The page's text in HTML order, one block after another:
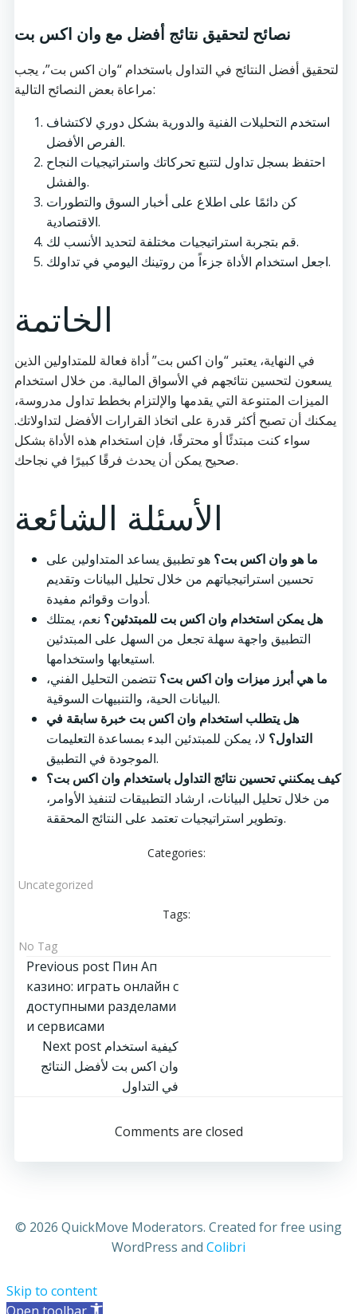
نصائح لتحقيق نتائج أفضل مع وان اكس بت
لتحقيق أفضل النتائج في التداول باستخدام “وان اكس بت”، يجب
مراعاة بعض النصائح التالية:
استخدم التحليلات الفنية والدورية بشكل دوري لاكتشاف
الفرص الأفضل.
احتفظ بسجل تداول لتتبع تحركاتك واستراتيجيات النجاح
والفشل.
كن دائمًا على اطلاع على أخبار السوق والتطورات
الاقتصادية.
قم بتجربة استراتيجيات مختلفة لتحديد الأنسب لك.
اجعل استخدام الأداة جزءاً من روتينك اليومي في تداولك.
الخاتمة
في النهاية، يعتبر “وان اكس بت” أداة فعالة للمتداولين الذين
يسعون لتحسين نتائجهم في الأسواق المالية. من خلال استخدام
الميزات المتنوعة التي يقدمها والإلتزام بخطط تداول مدروسة،
يمكنك أن تصبح أكثر قدرة على اتخاذ القرارات الأفضل لتداولاتك.
سواء كنت مبتدئًا أو محترفًا، فإن استخدام هذه الأداة بشكل
صحيح يمكن أن يحدث فرقًا كبيرًا في نجاحك.
الأسئلة الشائعة
ما هو وان اكس بت؟ هو تطبيق يساعد المتداولين على
تحسين استراتيجياتهم من خلال تحليل البيانات وتقديم
أدوات وقوائم مفيدة.
هل يمكن استخدام وان اكس بت للمبتدئين؟ نعم، يمتلك
التطبيق واجهة سهلة تجعل من السهل على المبتدئين
استيعابها واستخدامها.
ما هي أبرز ميزات وان اكس بت؟ تتضمن التحليل الفني،
البيانات الحية، والتنبيهات السوقية.
هل يتطلب استخدام وان اكس بت خبرة سابقة في
التداول؟ لا، يمكن للمبتدئين البدء بمساعدة التعليمات
الموجودة في التطبيق.
كيف يمكنني تحسين نتائج التداول باستخدام وان اكس بت؟
من خلال تحليل البيانات، ارشاد التطبيقات لتنفيذ الأوامر،
وتطوير استراتيجيات تعتمد على النتائج المحققة.
Categories:
Uncategorized
Tags:
No Tag
Post
navigation
Previous post Пин Ап
казино: играть онлайн с
доступными разделами
и сервисами
Post
navigation
Next post كيفية استخدام
وان اكس بت لأفضل النتائج
في التداول
Comments are closed
© 2026 QuickMove Moderators. Created for free using
WordPress and Colibri
Skip to content